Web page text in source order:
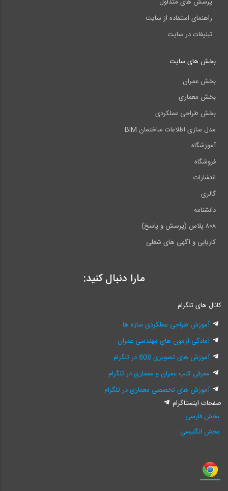
پرسش های متداول
راهنمای استفاده از سایت
تبلیغات در سایت
بخش های سایت
بخش عمران
بخش معماری
بخش طراحی عملکردی
مدل سازی اطلاعات ساختمان BIM
آموزشگاه
فروشگاه
انتشارات
گالری
دانشنامه
۸۰۸ پلاس (پرسش و پاسخ)
کاریابی و آگهی های شغلی
مارا دنبال کنید:
کانال های تلگرام
آموزش طراحی عملکردی سازه ها
آمادگی آزمون های مهندسی عمران
آموزش های تصویری 808 در تلگرام
معرفی کتب عمران و معماری در تلگرام
آموزش های تخصصی معماری در تلگرام
صفحات اینستاگرام
بخش فارسی
بخش انگلیسی